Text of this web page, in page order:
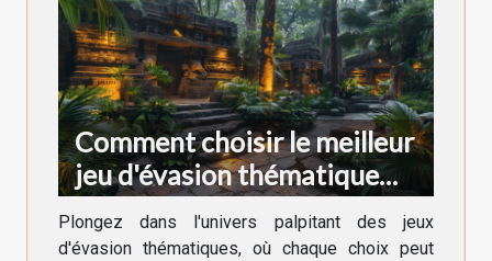
Comment choisir le meilleur
jeu d'évasion thématique
pour votre prochaine
aventure
Plongez dans l'univers palpitant des jeux
d'évasion thématiques, où chaque choix peut